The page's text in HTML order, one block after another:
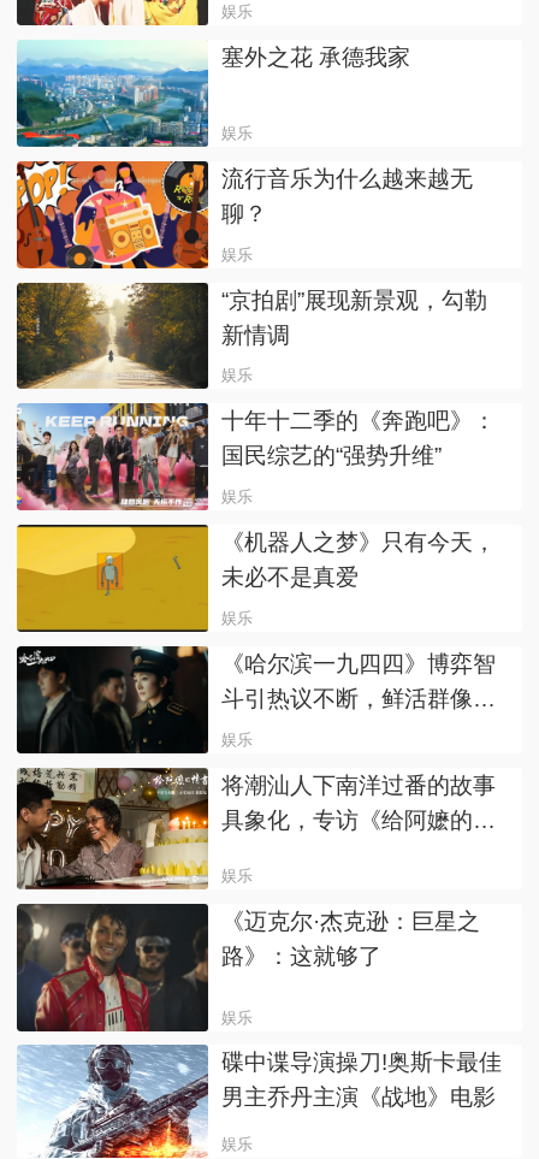
娱乐
塞外之花 承德我家
娱乐
流行音乐为什么越来越无
聊？
娱乐
“京拍剧”展现新景观，勾勒
新情调
娱乐
十年十二季的《奔跑吧》：
国民综艺的“强势升维”
娱乐
《机器人之梦》只有今天，
未必不是真爱
娱乐
《哈尔滨一九四四》博弈智
斗引热议不断，鲜活群像图
谱描刻触摸时代本真
娱乐
将潮汕人下南洋过番的故事
具象化，专访《给阿嬷的情
娱乐
《迈克尔·杰克逊：巨星之
路》：这就够了
娱乐
碟中谍导演操刀!奥斯卡最佳
男主乔丹主演《战地》电影
娱乐